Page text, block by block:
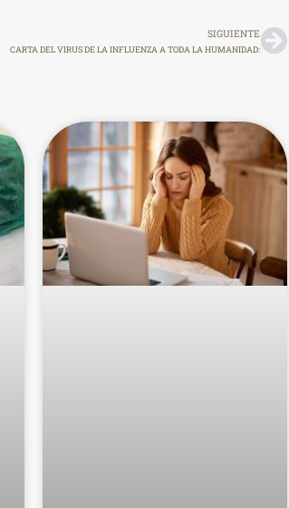
SIGUIENTE
CARTA DEL VIRUS DE LA INFLUENZA A TODA LA HUMANIDAD: